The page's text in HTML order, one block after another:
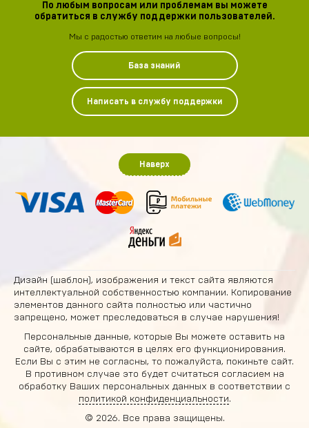
По любым вопросам или проблемам вы можете
обратиться в службу поддержки пользователей.
Мы с радостью ответим на любые вопросы!
База знаний
Написать в службу поддержки
Наверх
Дизайн (шаблон), изображения и текст сайта являются
интеллектуальной собственностью компании. Копирование
элементов данного сайта полностью или частично
запрещено, может преследоваться в случае нарушения!
Персональные данные, которые Вы можете оставить на
сайте, обрабатываются в целях его функционирования.
Если Вы с этим не согласны, то пожалуйста, покиньте сайт.
В противном случае это будет считаться согласием на
обработку Ваших персональных данных в соответствии с
политикой конфиденциальности.
© 2026. Все права защищены.